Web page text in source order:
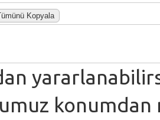
Kopyala
konumdan